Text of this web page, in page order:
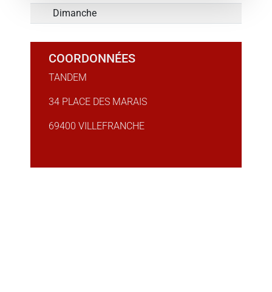
Dimanche
COORDONNÉES
TANDEM
34 PLACE DES MARAIS
69400 VILLEFRANCHE